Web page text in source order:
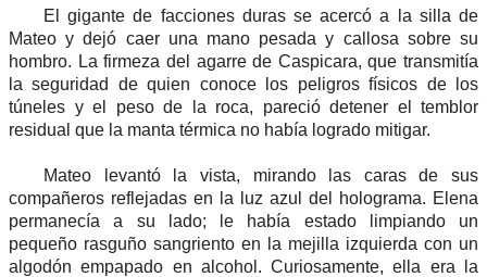
El gigante de facciones duras se acercó a la silla de
Mateo y dejó caer una mano pesada y callosa sobre su
hombro. La firmeza del agarre de Caspicara, que transmitía
la seguridad de quien conoce los peligros físicos de los
túneles y el peso de la roca, pareció detener el temblor
residual que la manta térmica no había logrado mitigar.
Mateo levantó la vista, mirando las caras de sus
compañeros reflejadas en la luz azul del holograma. Elena
permanecía a su lado; le había estado limpiando un
pequeño rasguño sangriento en la mejilla izquierda con un
algodón empapado en alcohol. Curiosamente, ella era la